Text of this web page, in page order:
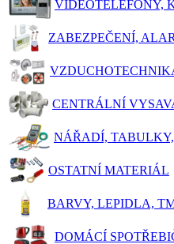
VIDEOTELEFONY,
ZABEZPEČENÍ,
CENTRÁLNÍ
NÁŘADÍ,
OSTATNÍ MATERIÁL
BARVY, LEPIDLA,
DOMÁCÍ